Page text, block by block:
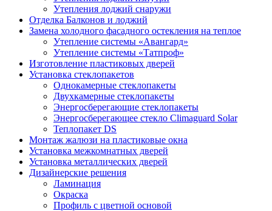
Утепления лоджий снаружи
Отделка Балконов и лоджий
Замена холодного фасадного остекления на теплое
Утепление системы «Авангард»
Утепление системы «Татпроф»
Изготовление пластиковых дверей
Установка стеклопакетов
Однокамерные стеклопакеты
Двухкамерные стеклопакеты
Энергосберегающие стеклопакеты
Энергосберегающее стекло Climaguard Solar
Теплопакет DS
Монтаж жалюзи на пластиковые окна
Установка межкомнатных дверей
Установка металлических дверей
Дизайнерские решения
Ламинация
Окраска
Профиль с цветной основой